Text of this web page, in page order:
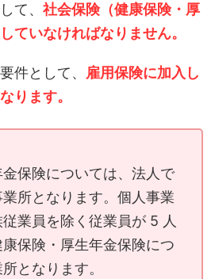
て、 社会保険（健康保険・厚
ていなければなりません。
件として、 雇用保険に加入し
ります。
保険については、法人で
所となります。個人事業
業員を除く従業員が 5 人
保険・厚生年金保険につ
となります。